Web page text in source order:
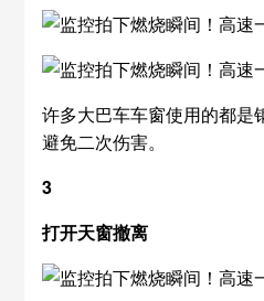
许多大巴车车窗使用的都是
避免二次伤害。
3
打开天窗撤离